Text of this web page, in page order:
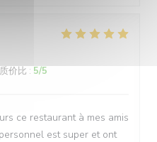
质价比 : 5/5
ce restaurant à mes amis
est super et ont